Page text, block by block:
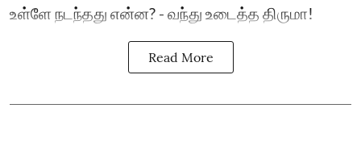
உள்ளே நடந்தது என்ன? - வந்து உடைத்த திருமா!
Read More